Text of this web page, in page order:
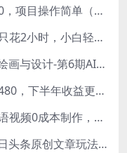
微信托管挂机，单号日赚50-80，项目操作简单（附无限注册实名微信号教程）
抖音图文带货蓝海赛道，每天只花2小时，小白轻松过万
MJ Stable Diffusion人工智能绘画与设计-第6期AIGC课程（35节）
拼多多撸券，单机一天纯利润480，下半年收益更高，不限设备，不限IP。
小红书三个月涨粉10W！AI英语视频0成本制作，每天轻松日入2000+
GPT爆文玩法的详细教程，今日头条原创文章玩法实操讲解，简单操作月入5000